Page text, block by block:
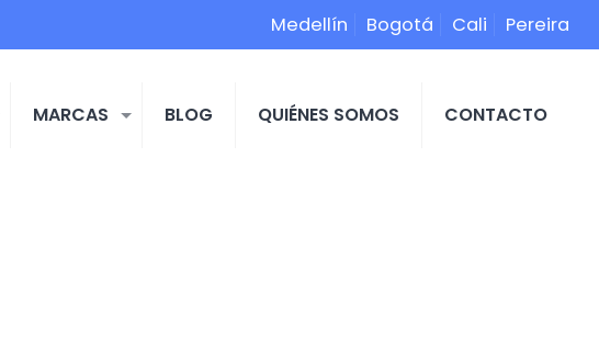
Medellín Bogotá Cali Pereira
MARCAS BLOG QUIÉNES SOMOS CONTACTO